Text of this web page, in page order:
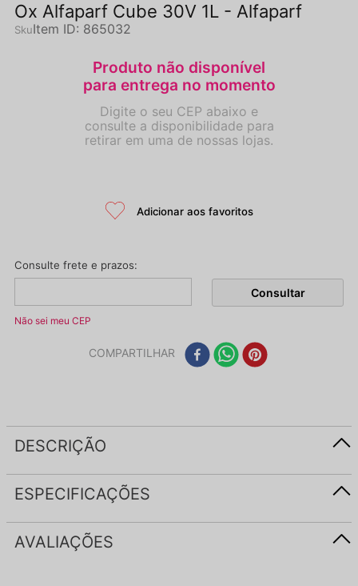
Ox Alfaparf Cube 30V 1L - Alfaparf
Item ID: 865032
Não sei meu CEP
COMPARTILHAR
DESCRIÇÃO
ESPECIFICAÇÕES
AVALIAÇÕES